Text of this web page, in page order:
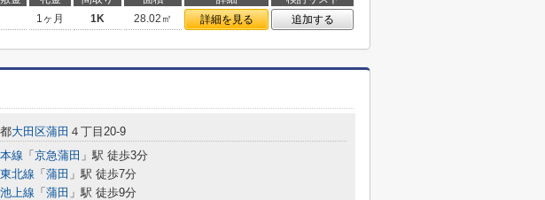
1ヶ月 1K 28.02㎡ 詳細を見る 追加する
大田区蒲田 ４丁目20-9
線 「 京急蒲田 」駅 徒歩3分
北線 「 蒲田 」駅 徒歩7分
上線 「 蒲田 」駅 徒歩9分